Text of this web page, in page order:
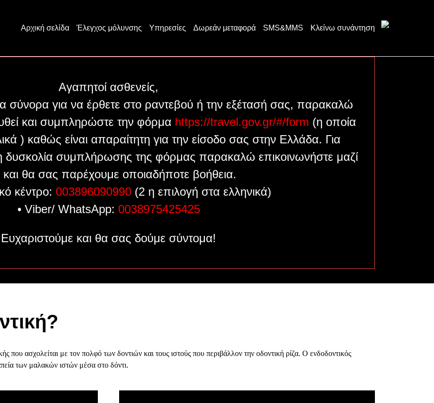
Αρχική σελίδα Έλεγχος μόλυνσης Υπηρεσίες Δωρεάν μεταφορά SMS&MMS Κλείνω συνάντηση
Αγαπητοί ασθενείς,
σύνορα για να έρθετε στο ραντεβού ή την εξέτασή σας, παρακαλώ
και συμπληρώστε την φόρμα https://travel.gov.gr/#/form (η οποία
) καθώς είναι απαραίτητη για την είσοδο σας στην Ελλάδα. Για
δυσκολία συμπλήρωσης της φόρμας παρακαλώ επικοινωνήστε μαζί
θα σας παρέχουμε οποιαδήποτε βοήθεια.
κέντρο: 003896090990 (2 η επιλογή στα ελληνικά)
• Viber/ WhatsApp: 0038975425425
Ευχαριστούμε και θα σας δούμε σύντομα!
που ασχολείται με τον πολφό των δοντιών και τους ιστούς που περιβάλλον την οδοντική ρίζα. Ο ενδοδοντικός
των μαλακών ιστών μέσα στο δόντι.